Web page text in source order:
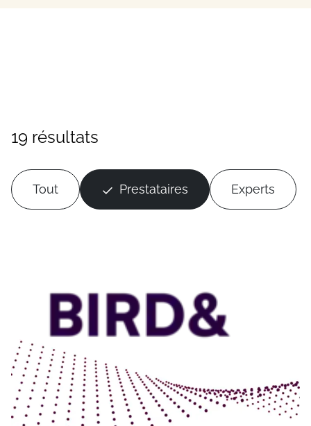
19 résultats
Tout Prestataires Experts